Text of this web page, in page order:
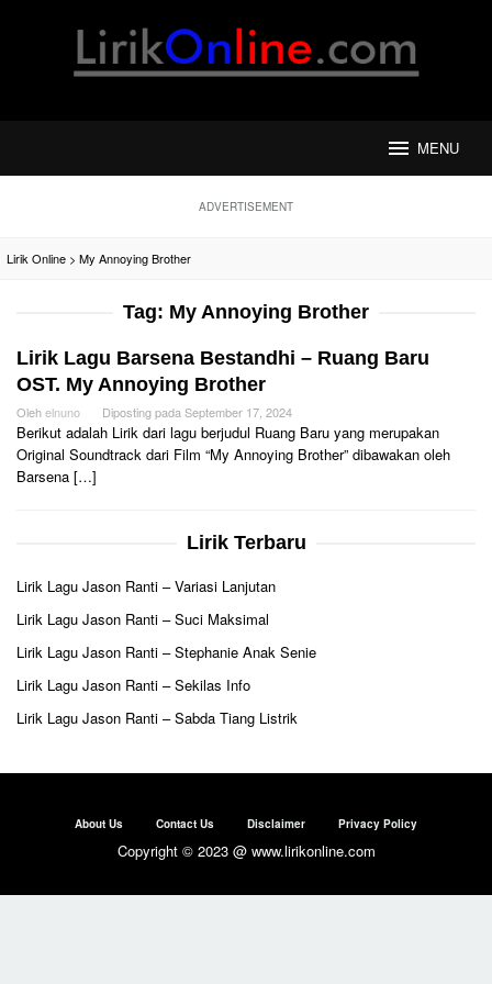
MENU
ADVERTISEMENT
Lirik Online > My Annoying Brother
Tag: My Annoying Brother
Lirik Lagu Barsena Bestandhi – Ruang Baru
OST. My Annoying Brother
Olehelnuno Diposting pada September 17, 2024
Berikut adalah Lirik dari lagu berjudul Ruang Baru yang merupakan
Original Soundtrack dari Film “My Annoying Brother” dibawakan oleh
Barsena […]
Lirik Terbaru
Lirik Lagu Jason Ranti – Variasi Lanjutan
Lirik Lagu Jason Ranti – Suci Maksimal
Lirik Lagu Jason Ranti – Stephanie Anak Senie
Lirik Lagu Jason Ranti – Sekilas Info
Lirik Lagu Jason Ranti – Sabda Tiang Listrik
About Us Contact Us Disclaimer Privacy Policy
Copyright © 2023 @ www.lirikonline.com